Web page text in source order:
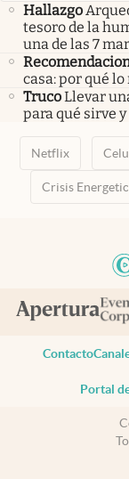
Hallazgo
tesoro de la
una de las 7
casa: por qué
TrucoLlevar
para qué sirve
Netflix
Crisis
Contacto
Portal